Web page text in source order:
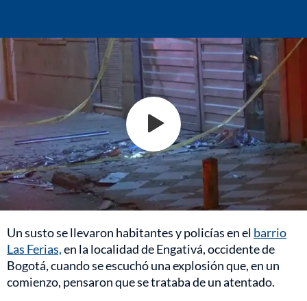
Un susto se llevaron habitantes y policías en el barrio
Las Ferias,en la localidad de Engativá, occidente de
Bogotá, cuando se escuchó una explosión que, en un
comienzo, pensaron que se trataba de un atentado.